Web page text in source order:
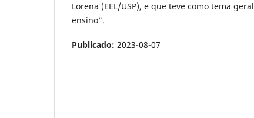
Lorena (EEL/USP), e que teve como tema
ensino”.
Publicado: 2023-08-07